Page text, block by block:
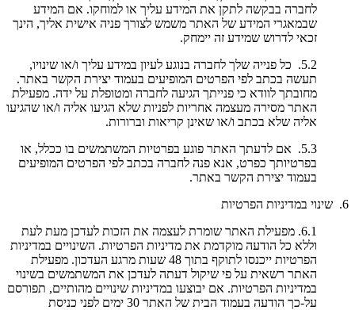
לחברה בבקשה לתקן את המידע עליך או למוחקו. אם המידע
שבמאגרי המידע של האתר משמש לצורך פניה אישית אליך, הינך
זכאי לדרוש שמידע זה יימחק.
5.2. כל פנייה שלך לחברה בנוגע לעיון במידע עליך ו/או שינויו,
תעשה בכתב לפי הפרטים המופיעים בעמוד יצירת הקשר באתר.
מחובתך לוודא כי פנייתך הגיעה לחברה ומטופלת על ידה. מפעילת
האתר מסירה מעצמה אחריות לפניות שלא הגיעו אליה ו/או שהגיעו
אליה שלא בכתב ו/או שאינן קריאות וברורות.
5.3. אם לדעתך האתר פוגע בפרטיות המשתמשים בו ככלל, או
בפרטיותך כפרט, אנא פנה לחברה בכתב לפי הפרטים המופיעים
בעמוד יצירת הקשר באתר.
6. שינוי במדיניות הפרטיות
6.1. מפעילת האתר שומרת לעצמה את הזכות לעדכן מעת לעת
וללא כל הודעה מוקדמת את מדיניות הפרטיות. השינויים במדיניות
הפרטיות ייכנסו לתוקף בתוך 48 שעות מרגע העדכון. מפעילת
האתר רשאית על פי שיקול דעתה לעדכן את המשתמשים בשינוי
במדיניות הפרטיות. אם יבוצעו במדיניות שינויים מהותיים, תפורסם
על-כך הודעה בעמוד הבית של האתר 30 ימים לפני כניסת